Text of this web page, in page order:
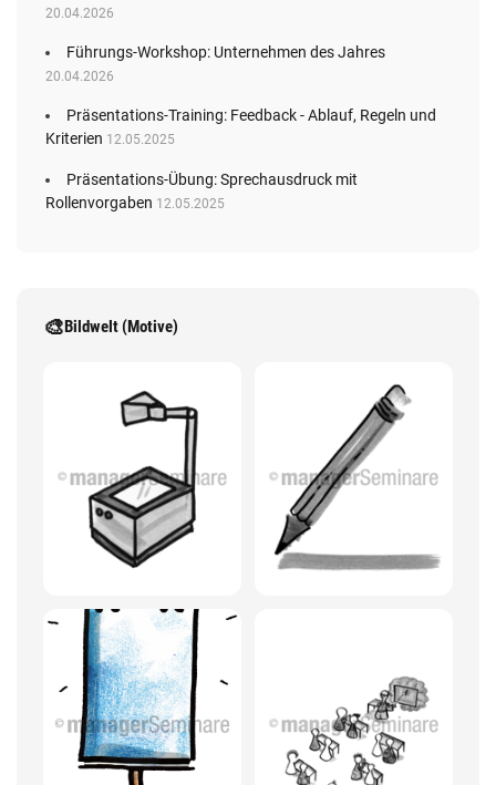
20.04.2026
Führungs-Workshop: Unternehmen des Jahres
20.04.2026
Präsentations-Training: Feedback - Ablauf, Regeln und
Kriterien 12.05.2025
Präsentations-Übung: Sprechausdruck mit
Rollenvorgaben 12.05.2025
🎨Bildwelt (Motive)